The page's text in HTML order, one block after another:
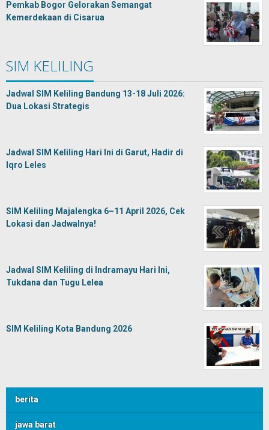
Pemkab Bogor Gelorakan Semangat
Kemerdekaan di Cisarua
SIM KELILING
Jadwal SIM Keliling Bandung 13-18 Juli 2026:
Dua Lokasi Strategis
Jadwal SIM Keliling Hari Ini di Garut, Hadir di
Iqro Leles
SIM Keliling Majalengka 6–11 April 2026, Cek
Lokasi dan Jadwalnya!
Jadwal SIM Keliling di Indramayu Hari Ini,
Tukdana dan Tugu Lelea
SIM Keliling Kota Bandung 2026
berita
jawa barat